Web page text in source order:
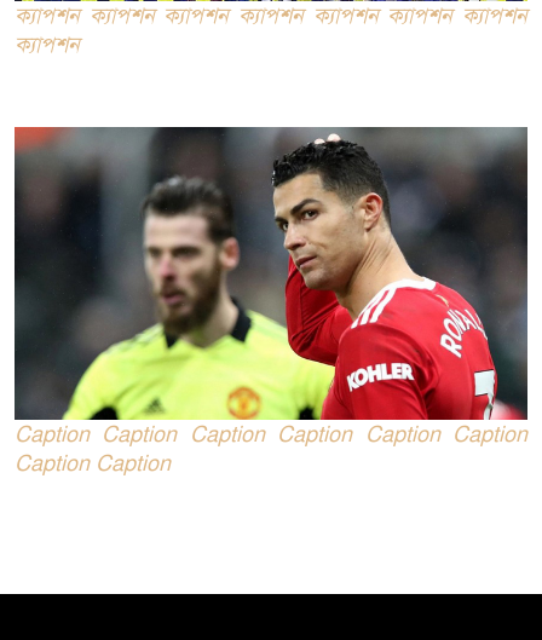
ক্যাপশন ক্যাপশন ক্যাপশন ক্যাপশন ক্যাপশন ক্যাপশন ক্যাপশন
ক্যাপশন
Caption Caption Caption Caption Caption Caption
Caption Caption